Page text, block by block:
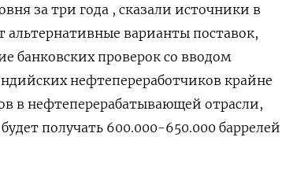
за три года , сказали источники в
варианты поставок,
банковских проверок со вводом
нефтепереработчиков крайне
в нефтеперерабатывающей отрасли,
получать 600.000-650.000 баррелей